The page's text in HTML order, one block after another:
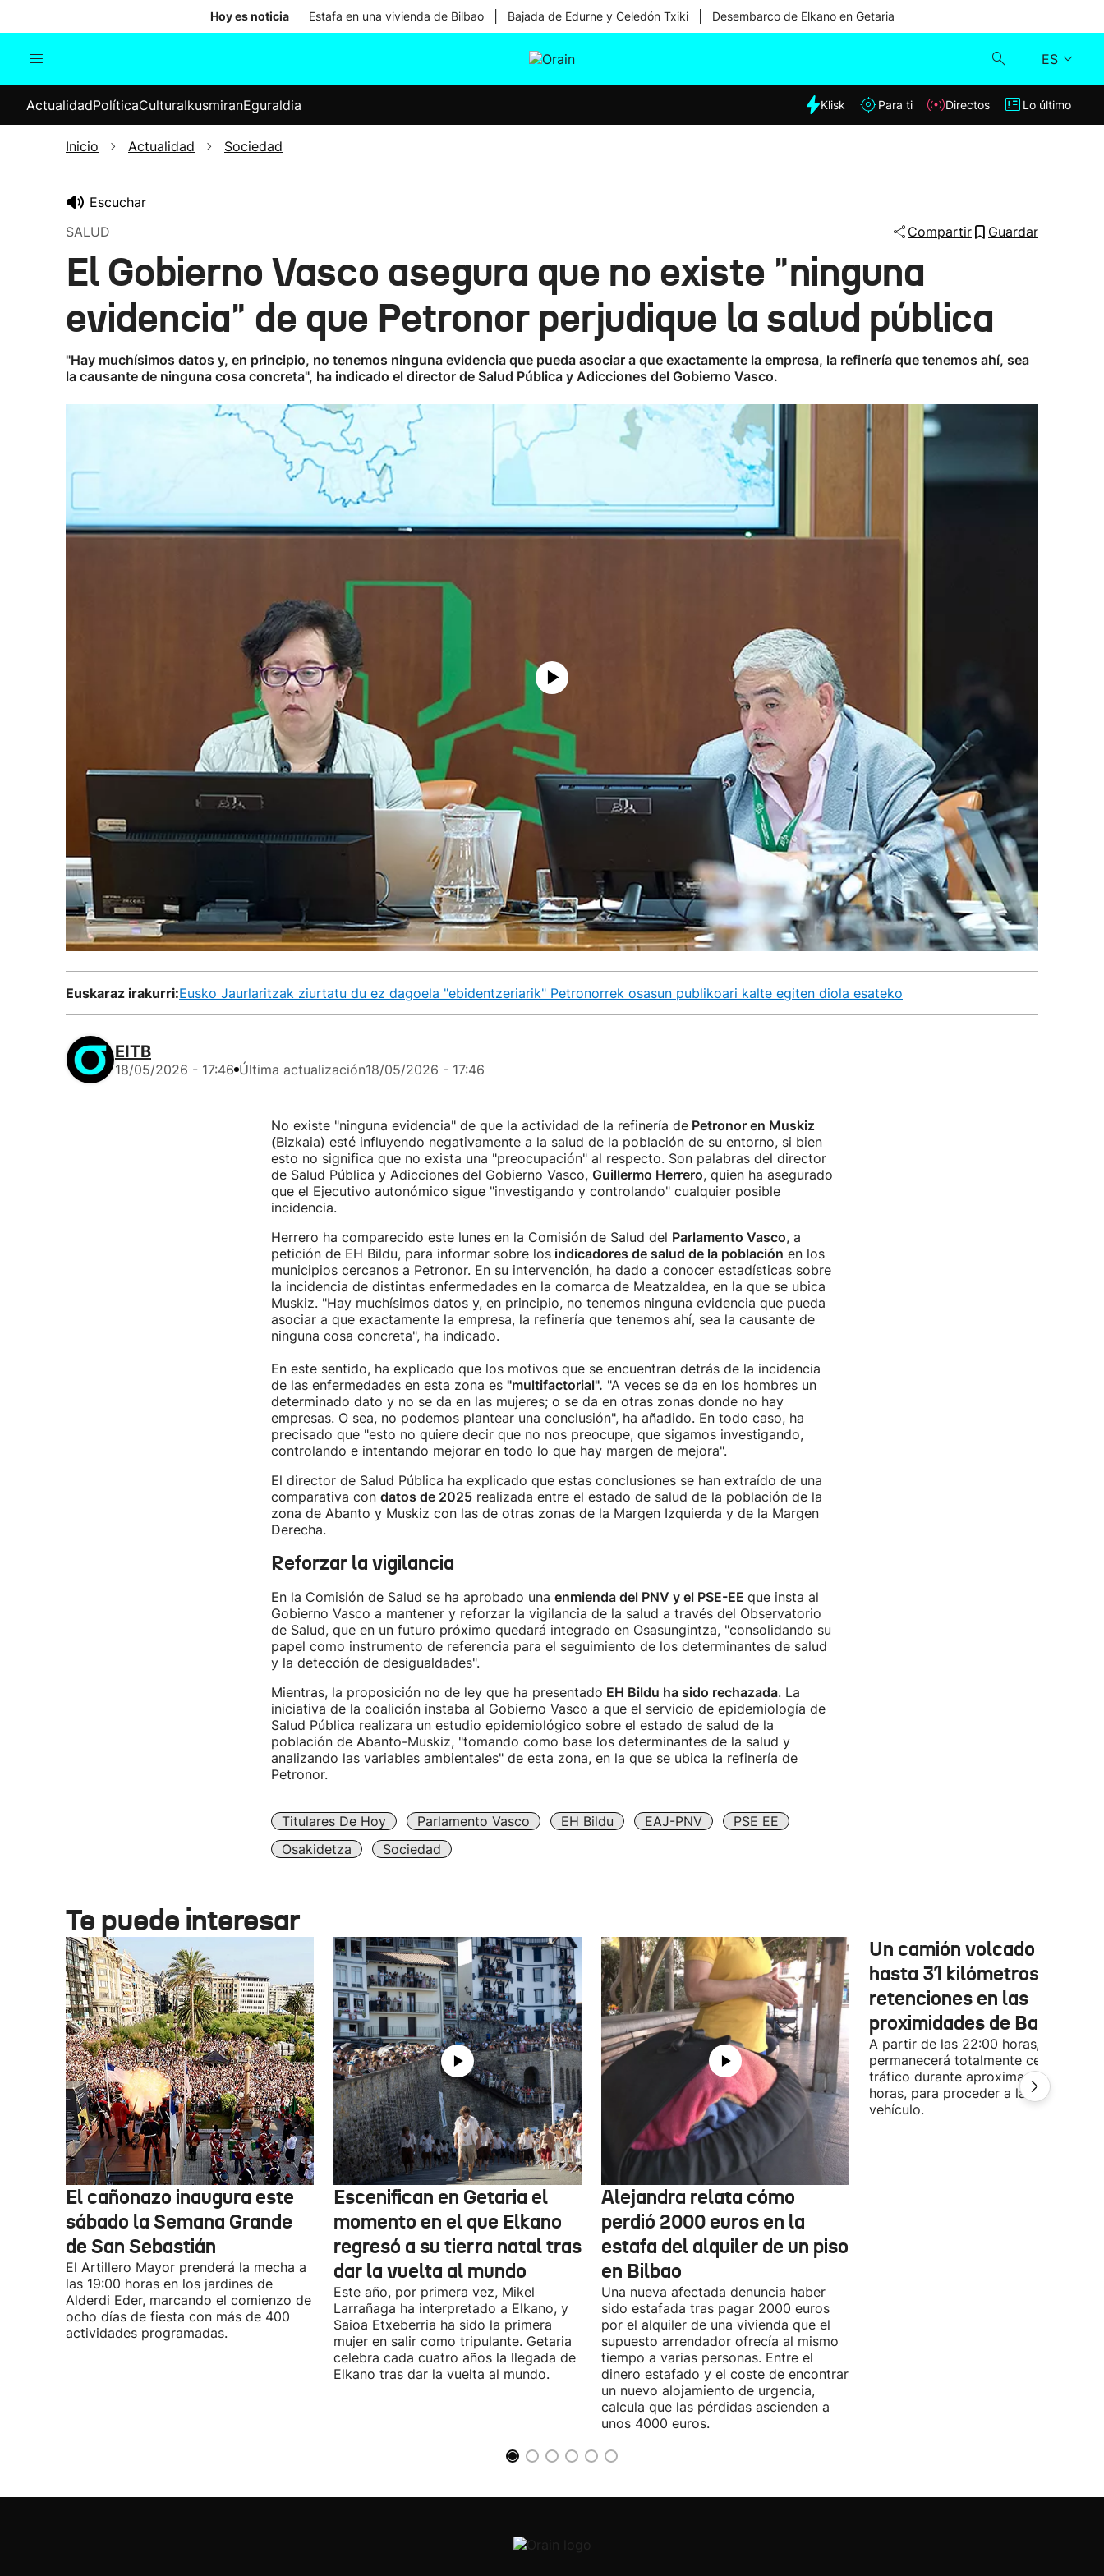
Hoy es noticia Estafa en una vivienda de Bilbao Bajada de Edurne y Celedón Txiki Desembarco de Elkano en Getaria
ES
Internacional
Elecciones
Klisk
ActualidadPolíticaCulturaIkusmiranEguraldia Klisk Para ti Directos Lo último
Inicio Actualidad Sociedad
Escuchar
SALUD
Compartir Guardar
El Gobierno Vasco asegura que no existe "ninguna
evidencia" de que Petronor perjudique la salud pública
"Hay muchísimos datos y, en principio, no tenemos ninguna evidencia que pueda asociar a que exactamente la empresa, la refinería que tenemos ahí, sea
la causante de ninguna cosa concreta", ha indicado el director de Salud Pública y Adicciones del Gobierno Vasco.
Euskaraz irakurri:Eusko Jaurlaritzak ziurtatu du ez dagoela "ebidentzeriarik" Petronorrek osasun publikoari kalte egiten diola esateko
EITB
18/05/2026 - 17:46 Última actualización18/05/2026 - 17:46
No existe "ninguna evidencia" de que la actividad de la refinería dePetronor en Muskiz
(Bizkaia) esté influyendo negativamente a la salud de la población de su entorno, si bien
esto no significa que no exista una "preocupación" al respecto. Son palabras del director
de Salud Pública y Adicciones del Gobierno Vasco, Guillermo Herrero, quien ha asegurado
que el Ejecutivo autonómico sigue "investigando y controlando" cualquier posible
incidencia.
Herrero ha comparecido este lunes en la Comisión de Salud del Parlamento Vasco, a
petición de EH Bildu, para informar sobre losindicadores de salud de la población en los
municipios cercanos a Petronor. En su intervención, ha dado a conocer estadísticas sobre
la incidencia de distintas enfermedades en la comarca de Meatzaldea, en la que se ubica
Muskiz. "Hay muchísimos datos y, en principio, no tenemos ninguna evidencia que pueda
asociar a que exactamente la empresa, la refinería que tenemos ahí, sea la causante de
ninguna cosa concreta", ha indicado.
En este sentido, ha explicado que los motivos que se encuentran detrás de la incidencia
de las enfermedades en esta zona es "multifactorial". "A veces se da en los hombres un
determinado dato y no se da en las mujeres; o se da en otras zonas donde no hay
empresas. O sea, no podemos plantear una conclusión", ha añadido. En todo caso, ha
precisado que "esto no quiere decir que no nos preocupe, que sigamos investigando,
controlando e intentando mejorar en todo lo que hay margen de mejora".
El director de Salud Pública ha explicado que estas conclusiones se han extraído de una
comparativa con datos de 2025realizada entre el estado de salud de la población de la
zona de Abanto y Muskiz con las de otras zonas de la Margen Izquierda y de la Margen
Derecha.
Reforzar la vigilancia
En la Comisión de Salud se ha aprobado una enmienda del PNV y el PSE-EE que insta al
Gobierno Vasco a mantener y reforzar la vigilancia de la salud a través del Observatorio
de Salud, que en un futuro próximo quedará integrado en Osasungintza, "consolidando su
papel como instrumento de referencia para el seguimiento de los determinantes de salud
y la detección de desigualdades".
Mientras, la proposición no de ley que ha presentado EH Bildu ha sido rechazada. La
iniciativa de la coalición instaba al Gobierno Vasco a que el servicio de epidemiología de
Salud Pública realizara un estudio epidemiológico sobre el estado de salud de la
población de Abanto-Muskiz, "tomando como base los determinantes de la salud y
analizando las variables ambientales" de esta zona, en la que se ubica la refinería de
Petronor.
Titulares De Hoy Parlamento Vasco EH Bildu EAJ-PNV
PSE EE
Osakidetza
Sociedad
Te puede interesar
El cañonazo inaugura este
sábado la Semana Grande
de San Sebastián
El Artillero Mayor prenderá la mecha a
las 19:00 horas en los jardines de
Alderdi Eder, marcando el comienzo de
ocho días de fiesta con más de 400
actividades programadas.
Escenifican en Getaria el
momento en el que Elkano
regresó a su tierra natal tras
dar la vuelta al mundo
Este año, por primera vez, Mikel
Larrañaga ha interpretado a Elkano, y
Saioa Etxeberria ha sido la primera
mujer en salir como tripulante. Getaria
celebra cada cuatro años la llegada de
Elkano tras dar la vuelta al mundo.
Alejandra relata cómo
perdió 2000 euros en la
estafa del alquiler de un piso
en Bilbao
Una nueva afectada denuncia haber
sido estafada tras pagar 2000 euros
por el alquiler de una vivienda que el
supuesto arrendador ofrecía al mismo
tiempo a varias personas. Entre el
dinero estafado y el coste de encontrar
un nuevo alojamiento de urgencia,
calcula que las pérdidas ascienden a
unos 4000 euros.
Un camión volcado
hasta 31 kilómetros de
retenciones en las
proximidades de Baiona
A partir de las 22:00 horas, la A-63
permanecerá totalmente cerrada al
tráfico durante aproximadamente 3
horas, para proceder a la retirada del
vehículo.